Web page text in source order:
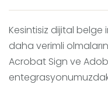
Kesintisiz dijital belge
daha verimli
Acrobat Sign ve